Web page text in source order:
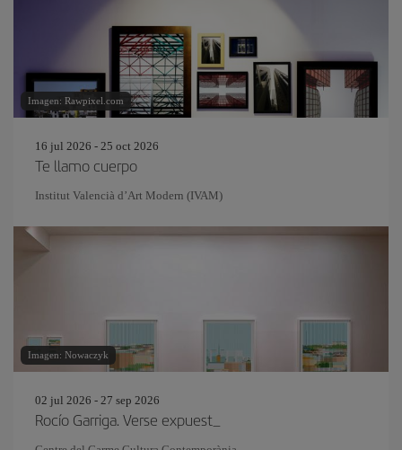
Imagen: Rawpixel.com
16 jul 2026 - 25 oct 2026
Te llamo cuerpo
Institut Valencià d’Art Modern (IVAM)
Imagen: Nowaczyk
02 jul 2026 - 27 sep 2026
Rocío Garriga. Verse expuest_